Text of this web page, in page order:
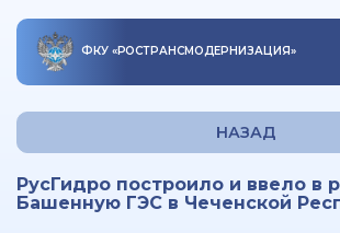
ФКУ «РОСТРАНСМОДЕРНИЗАЦИЯ»
НАЗАД
РусГидро построило и ввело в
Башенную ГЭС в Чеченской